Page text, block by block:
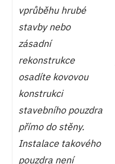
vprůběhu hrubé
stavby nebo
zásadní
rekonstrukce
osadíte kovovou
konstrukci
stavebního pouzdra
přímo do stěny.
Instalace takového
pouzdra není